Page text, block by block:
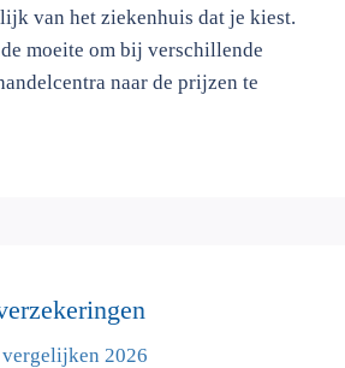
van het ziekenhuis dat je kiest.
moeite om bij verschillende
naar de prijzen te
2026